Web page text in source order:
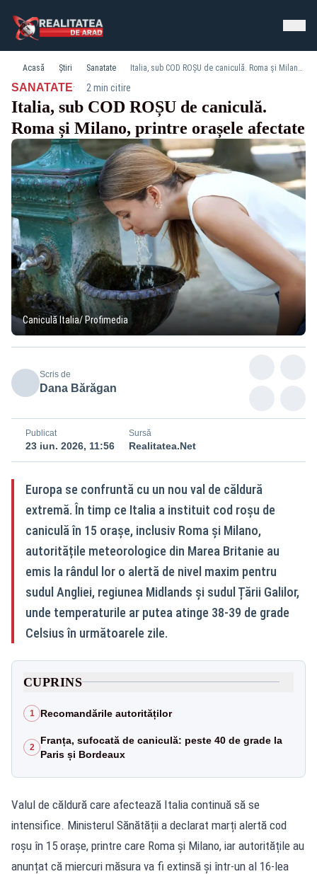
Acasă Știri Sanatate Italia, sub COD ROȘU de caniculă. Roma și Milano, printre orașele afectate
SANATATE· 2 min citire
Italia, sub COD ROȘU de caniculă.
Roma și Milano, printre orașele afectate
Caniculă Italia/ Profimedia
Scris de
Dana Bărăgan
Publicat
23 iun. 2026, 11:56
Sursă
Realitatea.Net
Europa se confruntă cu un nou val de căldură
extremă. În timp ce Italia a instituit cod roșu de
caniculă în 15 orașe, inclusiv Roma și Milano,
autoritățile meteorologice din Marea Britanie au
emis la rândul lor o alertă de nivel maxim pentru
sudul Angliei, regiunea Midlands și sudul Țării Galilor,
unde temperaturile ar putea atinge 38-39 de grade
Celsius în următoarele zile.
CUPRINS
1 Recomandările autorităților
2
Franța, sufocată de caniculă: peste 40 de grade la
Paris și Bordeaux
Valul de căldură care afectează Italia continuă să se
intensifice. Ministerul Sănătății a declarat marți alertă cod
roșu în 15 orașe, printre care Roma și Milano, iar autoritățile au
anunțat că miercuri măsura va fi extinsă și într-un al 16-lea